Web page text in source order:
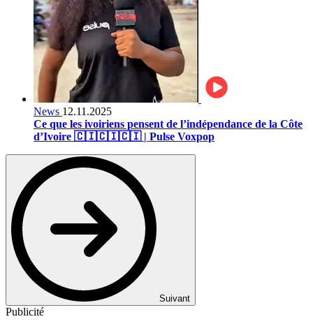
News 12.11.2025
Ce que les ivoiriens pensent de l’indépendance de la Côte
d’Ivoire 🇨🇮🇨🇮🇨🇮 | Pulse Voxpop
Suivant
Publicité